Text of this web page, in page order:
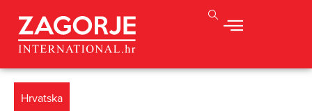
Hrvatska